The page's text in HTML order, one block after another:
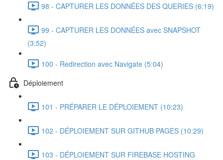
98 - CAPTURER LES DONNÉES DES QUERIES (6:19)
99 - CAPTURER LES DONNÉES avec SNAPSHOT
(3:52)
100 - Redirection avec Navigate (5:04)
Déploiement
101 - PRÉPARER LE DÉPLOIEMENT (10:23)
102 - DÉPLOIEMENT SUR GITHUB PAGES (10:29)
103 - DÉPLOIEMENT SUR FIREBASE HOSTING